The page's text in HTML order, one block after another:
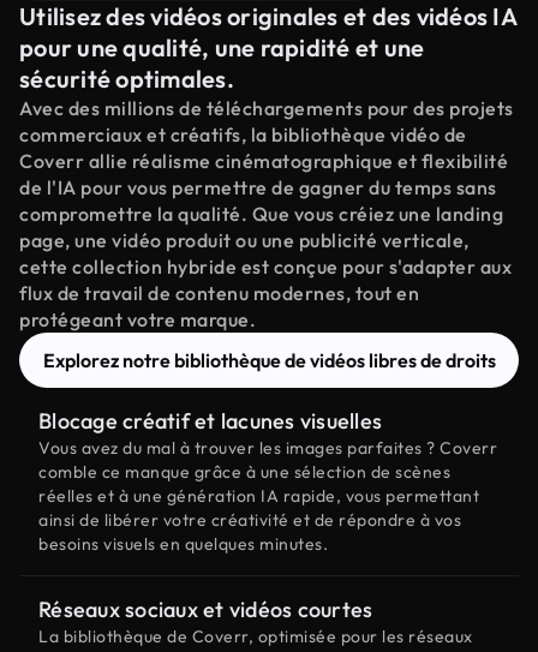
Utilisez des vidéos originales et des vidéos IA
pour une qualité, une rapidité et une
sécurité optimales.
Avec des millions de téléchargements pour des projets
commerciaux et créatifs, la bibliothèque vidéo de
Coverr allie réalisme cinématographique et flexibilité
de l'IA pour vous permettre de gagner du temps sans
compromettre la qualité. Que vous créiez une landing
page, une vidéo produit ou une publicité verticale,
cette collection hybride est conçue pour s'adapter aux
flux de travail de contenu modernes, tout en
protégeant votre marque.
Explorez notre bibliothèque de vidéos libres de droits
Blocage créatif et lacunes visuelles
Vous avez du mal à trouver les images parfaites ? Coverr
comble ce manque grâce à une sélection de scènes
réelles et à une génération IA rapide, vous permettant
ainsi de libérer votre créativité et de répondre à vos
besoins visuels en quelques minutes.
Réseaux sociaux et vidéos courtes
La bibliothèque de Coverr, optimisée pour les réseaux